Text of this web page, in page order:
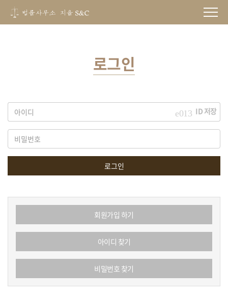
로그인
ID 저장
로그인
회원가입 하기
아이디 찾기
비밀번호 찾기